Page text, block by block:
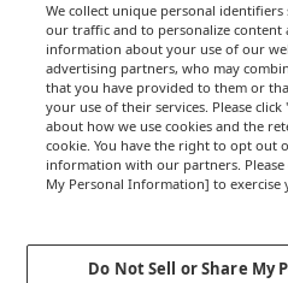
ウェブサイトのご利用について
プライバシーポリシー
We collect unique personal identifiers
our traffic and to personalize content
information about your use of our
advertising partners, who may
that you have provided to them or
your use of their services. Please click
about how we use cookies and the
cookie. You have the right to opt out
information with our partners. Please
My Personal Information] to exercise
Do Not Sell or Share